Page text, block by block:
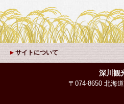
サイトについて
深川観
〒074-8650 北海